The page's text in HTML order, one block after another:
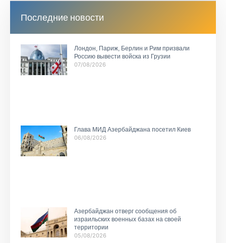
Последние новости
Лондон, Париж, Берлин и Рим призвали
Россию вывести войска из Грузии
07/08/2026
Глава МИД Азербайджана посетил Киев
06/08/2026
Азербайджан отверг сообщения об
израильских военных базах на своей
территории
05/08/2026